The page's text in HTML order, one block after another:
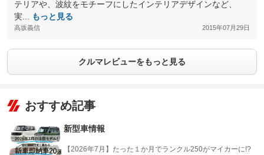
テリアや、波紋をモチーフにしたインテリアデザインなど、
実...
もっと見る
高坂義信 2015年07月29日
クルマレビューをもっと見る
おすすめ記事
新型車情報
【2026年7月】たった１か月でランクル250がマイカーに!?